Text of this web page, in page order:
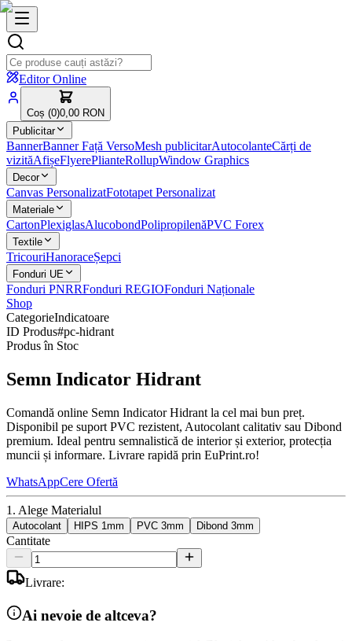
Editor Online
Coș (0)0,00 RON
Publicitar
BannerBanner Față VersoMesh publicitarAutocolanteCărți de
vizităAfișeFlyerePlianteRollupWindow Graphics
Decor
Canvas PersonalizatFototapet Personalizat
Materiale
CartonPlexiglasAlucobondPolipropilenăPVC Forex
Textile
TricouriHanoraceȘepci
Fonduri UE
Fonduri PNRRFonduri REGIOFonduri Naționale
Shop
CategorieIndicatoare
ID Produs#pc-hidrant
Produs în Stoc
Semn Indicator Hidrant
Comandă online Semn Indicator Hidrant la cel mai bun preț.
Disponibil pe suport PVC rezistent, Autocolant calitativ sau Dibond
premium. Ideal pentru semnalistică de interior și exterior, protecția
muncii și informare. Livrare rapidă prin EuPrint.ro!
WhatsAppCere Ofertă
1. Alege Materialul
Autocolant HIPS 1mm PVC 3mm Dibond 3mm
Cantitate
Livrare:
Ai nevoie de altceva?